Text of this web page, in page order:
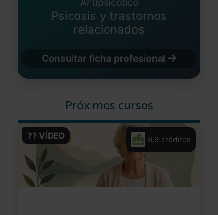
Psicosis y trastornos
relacionados
Consultar ficha profesional
Próximos cursos
8,9 créditos
?? VÍDEO